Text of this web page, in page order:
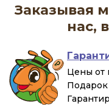
Заказывая
нас,
Цены от